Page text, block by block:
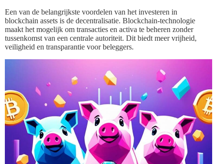
Een van de belangrijkste voordelen van het investeren in
blockchain assets is de decentralisatie. Blockchain-technologie
maakt het mogelijk om transacties en activa te beheren zonder
tussenkomst van een centrale autoriteit. Dit biedt meer vrijheid,
veiligheid en transparantie voor beleggers.